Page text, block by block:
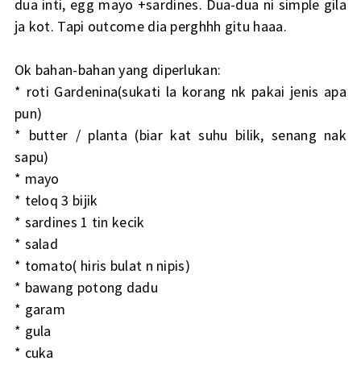
dua inti, egg mayo +sardines. Dua-dua ni simple gila
ja kot. Tapi outcome dia perghhh gitu haaa.
Ok bahan-bahan yang diperlukan:
* roti Gardenina(sukati la korang nk pakai jenis apa
pun)
* butter / planta (biar kat suhu bilik, senang nak
sapu)
* mayo
* teloq 3 bijik
* sardines 1 tin kecik
* salad
* tomato( hiris bulat n nipis)
* bawang potong dadu
* garam
* gula
* cuka